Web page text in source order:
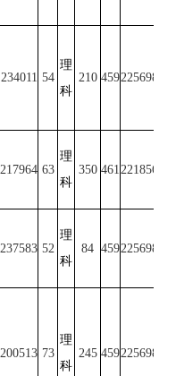
234011 54
理
科
210 459225698
217964 63
理
科
350 461 221856
237583 52
理
科
84 459225698
200513 73
理
科
245 459225698